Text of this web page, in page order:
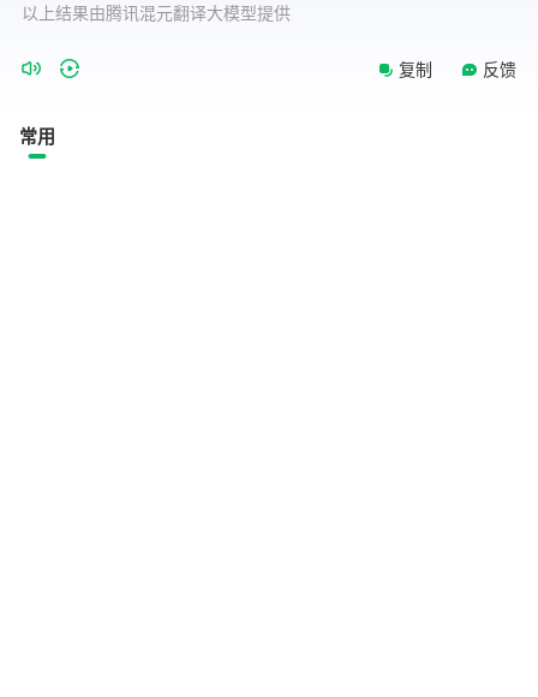
以上结果由腾讯混元翻译大模型提供
复制 反馈
常用